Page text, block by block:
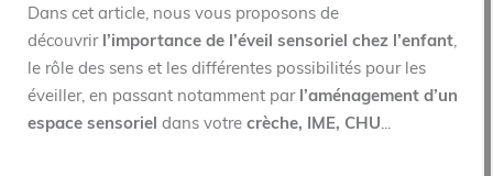
Dans cet article, nous vous proposons de
découvrir l’importance de l’éveil sensoriel chez l’enfant,
le rôle des sens et les différentes possibilités pour les
éveiller, en passant notamment par l’aménagement d’un
espace sensoriel dans votre crèche, IME, CHU...